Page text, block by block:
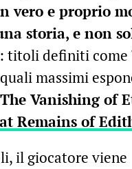
vero e proprio
storia, e non
titoli definiti come
massimi
The Vanishing of
Remains of
il giocatore viene